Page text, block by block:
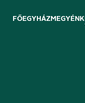
FŐEGYHÁZMEGYÉNK